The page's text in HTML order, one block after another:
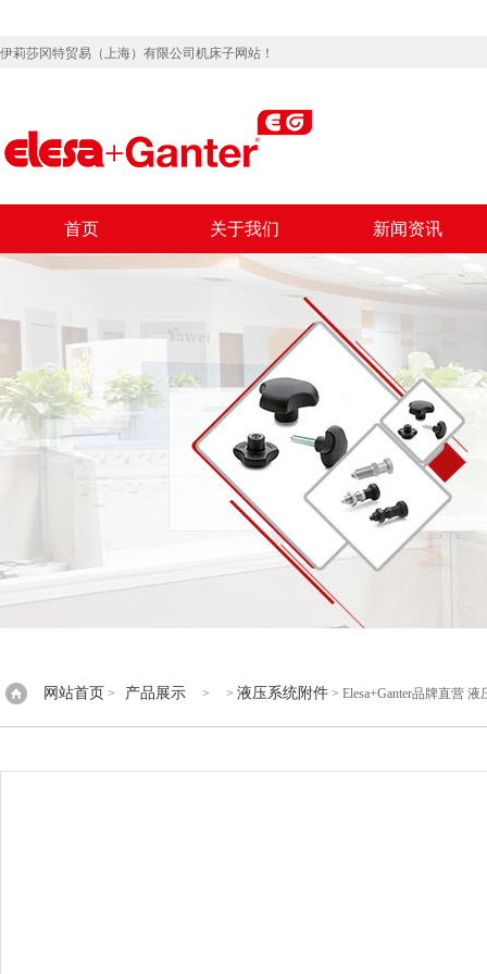
伊莉莎冈特贸易（上海）有限公司机床子网站！
首页 关于我们 新闻资讯
网站首页 > 产品展示 > > 液压系统附件 > Elesa+Ganter品牌直营